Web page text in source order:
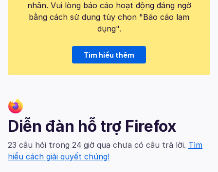
nhân. Vui lòng báo cáo hoạt động đáng ngờ
bằng cách sử dụng tùy chọn "Báo cáo lạm
dụng".
Tìm hiểu thêm
Diễn đàn hỗ trợ Firefox
23 câu hỏi trong 24 giờ qua chưa có câu trả lời. Tìm
hiểu cách giải quyết chúng!